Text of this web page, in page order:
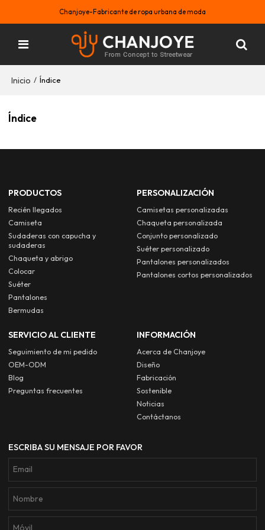
Chanjoye-Fabricante de ropa urbana de moda
Inicio / Índice
Índice
PRODUCTOS
Recién llegados
Camiseta
Sudaderas con capucha y
sudaderas
Chaqueta y abrigo
Colocar
Suéter
Pantalones
Bermudas
PERSONALIZACIÓN
Camisetas personalizadas
Chaqueta personalizada
Conjunto personalizado
Suéter personalizado
Pantalones personalizados
Pantalones cortos personalizados
SERVICIO AL CLIENTE
Seguimiento de mi pedido
OEM-ODM
Blog
Preguntas frecuentes
INFORMACIÓN
Acerca de Chanjoye
Diseño
Fabricación
Sostenible
Noticias
Contáctanos
ESCRIBA SU MENSAJE POR FAVOR